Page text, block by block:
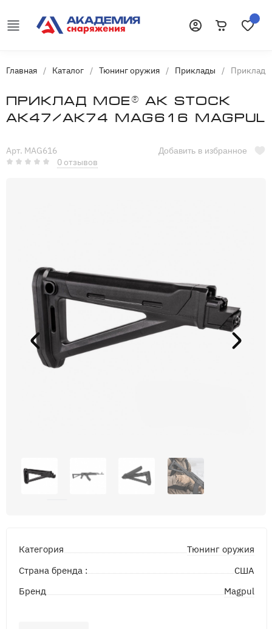
Главная / Каталог / Тюнинг оружия / Приклады / Приклад
Приклад MOE® AK STOCK
AK47/AK74 MAG616 Magpul
Арт. MAG616
0 отзывов
Добавить в избранное
Категория
Тюнинг оружия
Страна бренда :
США
Бренд
Magpul